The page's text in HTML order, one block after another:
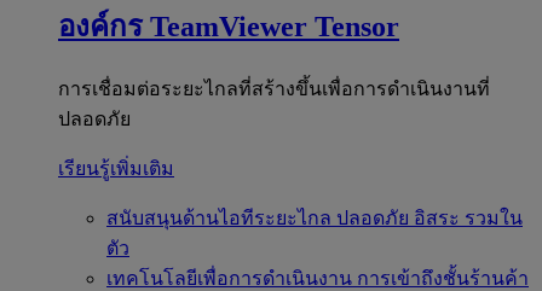
องค์กร TeamViewer Tensor
การเชื่อมต่อระยะไกลที่สร้างขึ้นเพื่อการดำเนินงานที่
ปลอดภัย
เรียนรู้เพิ่มเติม
สนับสนุนด้านไอทีระยะไกล ปลอดภัย อิสระ รวมใน
ตัว
เทคโนโลยีเพื่อการดำเนินงาน การเข้าถึงชั้นร้านค้า